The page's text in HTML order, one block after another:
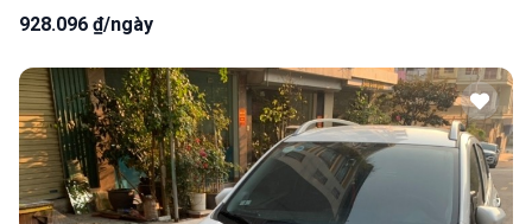
928.096 ₫/ngày